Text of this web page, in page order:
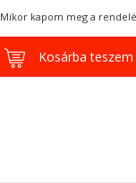
Mikor kapom meg a
Kosárba teszem